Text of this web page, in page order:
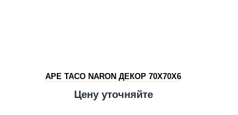
APE TACO NARON ДЕКОР 70X70X6
Цену уточняйте